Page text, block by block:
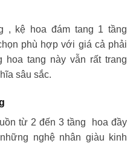
, kệ hoa đám tang 1 tầng
phù hợp với giá cả phải
hoa tang này vẫn rất trang
sâu sắc.
từ 2 đến 3 tầng hoa đầy
nghệ nhân giàu kinh